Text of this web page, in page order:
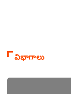
విభాగాలు